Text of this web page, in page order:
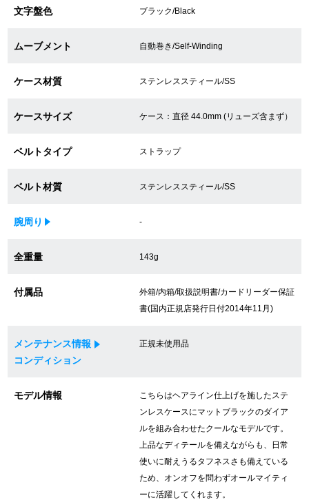
腕時計サイズ調整サービス
買取専門サロン
買取ご成約者様限定5万円クーポン
75%以上保証！中古商品高価買戻し
修理・メンテナンスをご希望の方
修理依頼をする
文字盤色 ブラック/Black
ムーブメント 自動巻き/Self-Winding
ケース材質 ステンレススティール/SS
ケースサイズ ケース：直径 44.0mm (リューズ含まず）
ベルトタイプ ストラップ
ベルト材質 ステンレススティール/SS
腕周り -
全重量 143g
付属品
外箱/内箱/取扱説明書/カードリーダー保証
書(国内正規店発行日付2014年11月)
メンテナンス情報
コンディション
正規未使用品
モデル情報
こちらはヘアライン仕上げを施したステ
ンレスケースにマットブラックのダイア
ルを組み合わせたクールなモデルです。
上品なディテールを備えながらも、日常
使いに耐えうるタフネスさも備えている
ため、オンオフを問わずオールマイティ
ーに活躍してくれます。